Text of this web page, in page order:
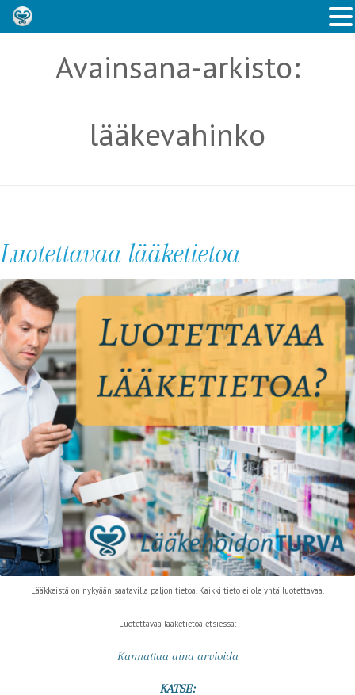
Avainsana-arkisto:
lääkevahinko
Luotettavaa lääketietoa
Lääkkeistä on nykyään saatavilla paljon tietoa. Kaikki tieto ei ole yhtä luotettavaa.
Luotettavaa lääketietoa etsiessä:
Kannattaa aina arvioida
KATSE: